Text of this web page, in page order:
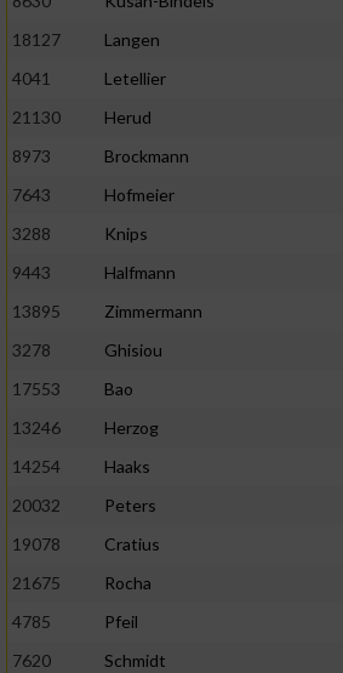
18127
Langen
4041
Letellier
21130
Herud
8973
Brockmann
7643
Hofmeier
3288
Knips
9443
Halfmann
13895
Zimmermann
3278
Ghisiou
17553
Bao
13246
Herzog
14254
Haaks
20032
Peters
19078
Cratius
21675
Rocha
4785
Pfeil
7620
Schmidt